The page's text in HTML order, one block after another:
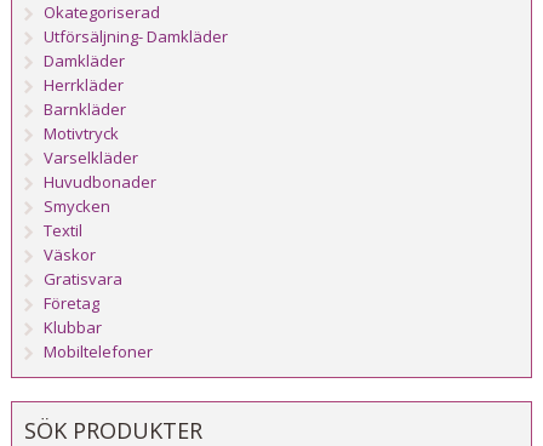
Okategoriserad
Utförsäljning- Damkläder
Damkläder
Herrkläder
Barnkläder
Motivtryck
Varselkläder
Huvudbonader
Smycken
Textil
Väskor
Gratisvara
Företag
Klubbar
Mobiltelefoner
SÖK PRODUKTER